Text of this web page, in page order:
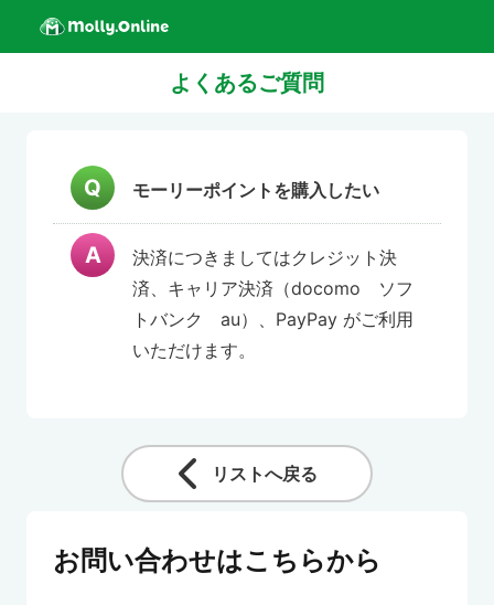
よくあるご質問
モーリーポイントを購入したい
決済につきましてはクレジット決
済、キャリア決済（docomo ソフ
トバンク au）、PayPay がご利用
いただけます。
リストへ戻る
お問い合わせはこちらから